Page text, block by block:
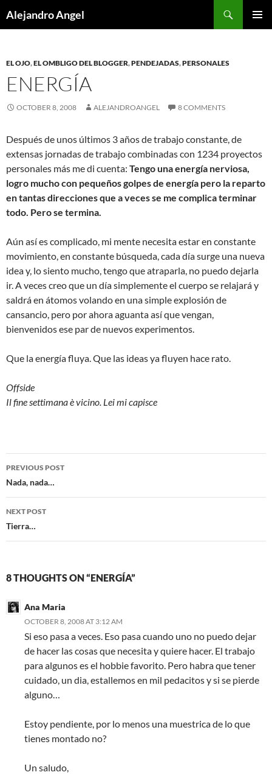
toAlejandro Angel
EL OJO,EL OMBLIGO DEL BLOGGER,PENDEJADAS,PERSONALES
ENERGÍA
OCTOBER 8, 2008 ALEJANDROANGEL 8 COMMENTS
Después de unos últimos 3 años de trabajo constante, de
extensas jornadas de trabajo combinadas con 1234 proyectos
personales más me di cuenta: Tengo una energía nerviosa,
logro mucho con pequeños golpes de energía pero la reparto
en tantas direcciones que a veces se me complica terminar
todo. Pero se termina.
Aún así es complicado, mi mente necesita estar en constante
movimiento, en constante búsqueda, cada día surge una nueva
idea y, lo siento mucho, tengo que atraparla, no puedo dejarla
ir. A veces creo que un día simplemente el cuerpo se relajará y
saldrá en átomos volando en una simple explosión de
cansancio, pero por ahora aguanta así que vengan,
bienvenidos ese par de nuevos experimentos.
Que la energía fluya. Que las ideas ya fluyen hace rato.
Offside
Il fine settimana è vicino. Lei mi capisce
Post
navigation
PREVIOUS POST
Nada, nada…
NEXT POST
Tierra…
8 THOUGHTS ON “ENERGÍA”
Ana Maria
OCTOBER 8, 2008 AT 3:12 AM
Si eso pasa a veces. Eso pasa cuando uno no puedo dejar
de hacer las cosas que necesita y quiere hacer. El trabajo
para algunos es el hobbie favorito. Pero habra que tener
cuidado, un dia, estallemos en mil pedacitos y si se pierde
alguno…
Estoy pendiente, por lo menos una muestrica de lo que
tienes montado no?
Un saludo,